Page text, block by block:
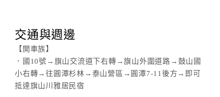
交通與週邊
【開車族】
．國10號→旗山交流道下右轉→旗山外圍道路→鼓山國
小右轉→往圓潭杉林→泰山營區→圓潭7-11後方→即可
抵達旗山川雅居民宿